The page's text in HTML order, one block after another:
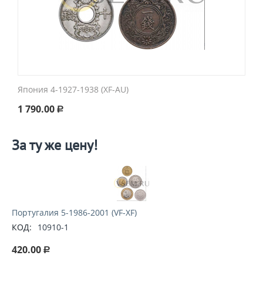
Япония 4-1927-1938 (XF-AU)
1 790.00 Р
За ту же цену!
Португалия 5-1986-2001 (VF-XF)
КОД:
10910-1
420.00 Р